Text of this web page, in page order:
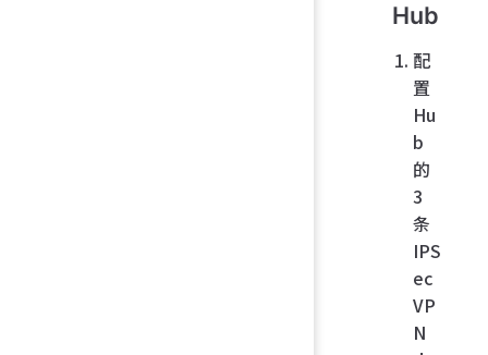
Hub
配
置
Hu
b
的
3
条
IPS
ec
VP
N